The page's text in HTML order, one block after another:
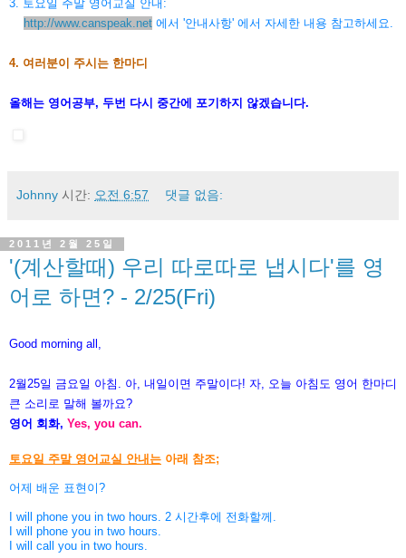
3. 토요일 주말 영어교실 안내:
http://www.canspeak.net 에서 '안내사항' 에서 자세한 내용 참고하세요.
4. 여러분이 주시는 한마디
올해는 영어공부, 두번 다시 중간에 포기하지 않겠습니다.
Johnny 시간: 오전 6:57 댓글 없음:
2011년 2월 25일
'(계산할때) 우리 따로따로 냅시다'를 영
어로 하면? - 2/25(Fri)
Good morning all,
2월25일 금요일 아침. 아, 내일이면 주말이다! 자, 오늘 아침도 영어 한마디
큰 소리로 말해 볼까요?
영어 회화, Yes, you can.
토요일 주말 영어교실 안내는 아래 참조;
어제 배운 표현이?
I will phone you in two hours. 2 시간후에 전화할께.
I will phone you in two hours.
I will call you in two hours.